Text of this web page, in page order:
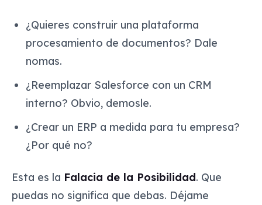
¿Quieres construir una plataforma
procesamiento de documentos? Dale
nomas.
¿Reemplazar Salesforce con un CRM
interno? Obvio, demosle.
¿Crear un ERP a medida para tu empresa?
¿Por qué no?
Esta es la Falacia de la Posibilidad. Que
puedas no significa que debas. Déjame